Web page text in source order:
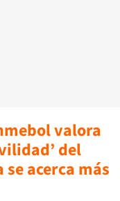
valora
del
acerca más